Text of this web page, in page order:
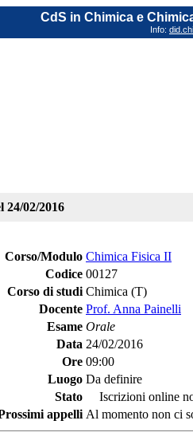
CdS in Chimica e
Info:
24/02/2016
Corso/Modulo Chimica Fisica II
Codice 00127
Corso di studi Chimica (T)
Docente Prof. Anna Painelli
Esame Orale
Data 24/02/2016
Ore 09:00
Luogo Da definire
Stato
Iscrizioni online
appelli Al momento non ci